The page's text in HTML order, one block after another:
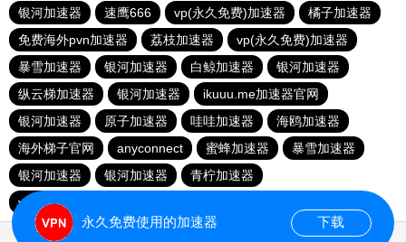
银河加速器
速鹰666 vp(永久免费)加速器
橘子加速器
免费海外pvn加速器
荔枝加速器
vp(永久免费)加速器
暴雪加速器
银河加速器 白鲸加速器
银河加速器
纵云梯加速器
银河加速器
ikuuu.me加速器官网
银河加速器
原子加速器 哇哇加速器
海鸥加速器
海外梯子官网
anyconnect 蜜蜂加速器
暴雪加速器
银河加速器
银河加速器
青柠加速器
vp(永久免费)加速器
永久免费使用的加速器 下载